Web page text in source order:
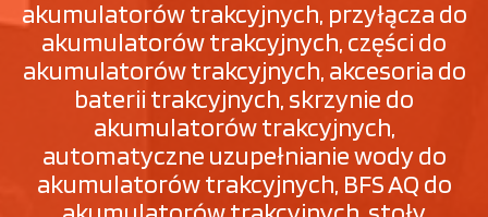
akumulatorów trakcyjnych, przyłącza do
akumulatorów trakcyjnych, części do
akumulatorów trakcyjnych, akcesoria do
baterii trakcyjnych, skrzynie do
akumulatorów trakcyjnych,
automatyczne uzupełnianie wody do
akumulatorów trakcyjnych, BFS AQ do